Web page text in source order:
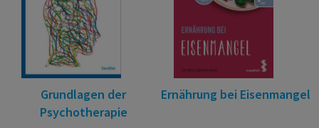
Grundlagen der
Psychotherapie
Ernährung bei Eisenmangel